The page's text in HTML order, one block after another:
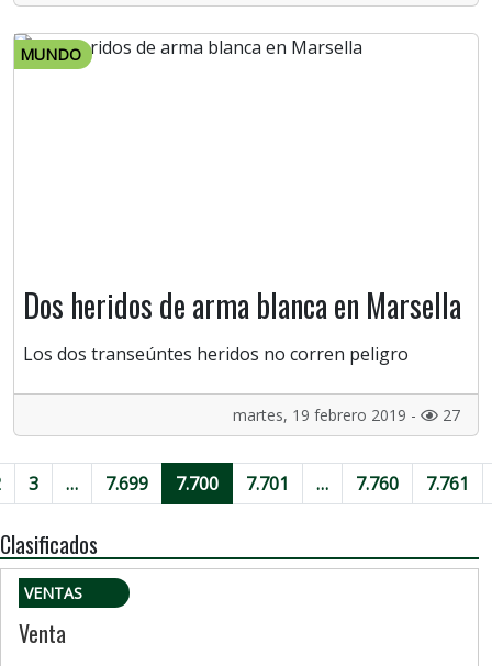
MUNDO
Dos heridos de arma blanca en Marsella
Los dos transeúntes heridos no corren peligro
martes, 19 febrero 2019 - 27
3 … 7.699 7.700 7.701 … 7.760 7.761
Clasificados
VENTAS
Venta